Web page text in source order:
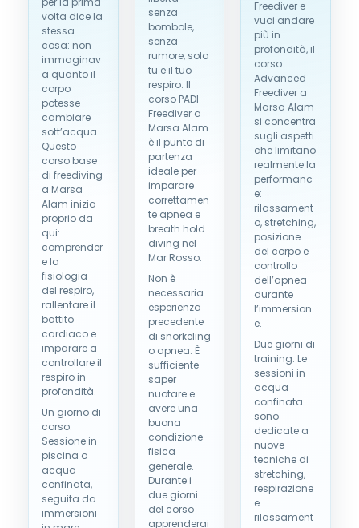
volta dice la
stessa
cosa: non
immaginav
a quanto il
corpo
potesse
cambiare
sott’acqua.
Questo
corso base
di freediving
a Marsa
Alam inizia
proprio da
qui:
comprender
e la
fisiologia
del respiro,
rallentare il
battito
cardiaco e
imparare a
controllare il
respiro in
profondità.
Un giorno di
corso.
Sessione in
piscina o
acqua
confinata,
seguita da
immersioni
senza
bombole,
senza
rumore, solo
tu e il tuo
respiro. Il
corso PADI
Freediver a
Marsa Alam
è il punto di
partenza
ideale per
imparare
correttamen
te apnea e
breath hold
diving nel
Mar Rosso.
Non è
necessaria
esperienza
precedente
di snorkeling
o apnea. È
sufficiente
saper
nuotare e
avere una
buona
condizione
fisica
generale.
Durante i
due giorni
del corso
apprenderai
Freediver e
vuoi andare
più in
profondità, il
corso
Advanced
Freediver a
Marsa Alam
si concentra
sugli aspetti
che limitano
realmente la
performanc
e:
rilassament
o, stretching,
posizione
del corpo e
controllo
dell’apnea
durante
l’immersion
e.
Due giorni di
training. Le
sessioni in
acqua
confinata
sono
dedicate a
nuove
tecniche di
stretching,
respirazione
e
rilassament